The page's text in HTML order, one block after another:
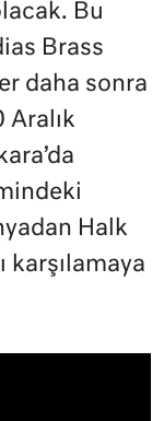
Bu
Brass
daha sonra
Aralık
Halk
karşılamaya